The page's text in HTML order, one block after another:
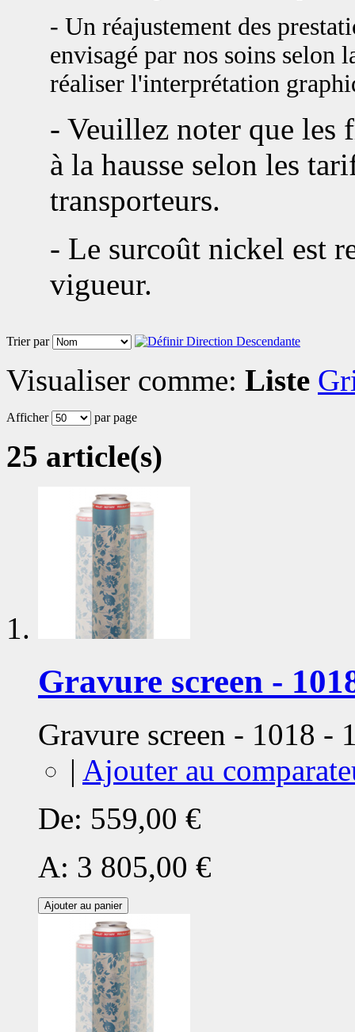
- Un réajustement des
envisagé par nos soins
réaliser l'interprétation
- Veuillez noter que les
à la hausse selon les
transporteurs.
- Le surcoût nickel est
vigueur.
Trier par
Visualiser comme: Liste
Afficher par page
25 article(s)
Gravure screen -
Gravure screen - 1018 -
| Ajouter au
De: 559,00 €
A: 3 805,00 €
Ajouter au panier